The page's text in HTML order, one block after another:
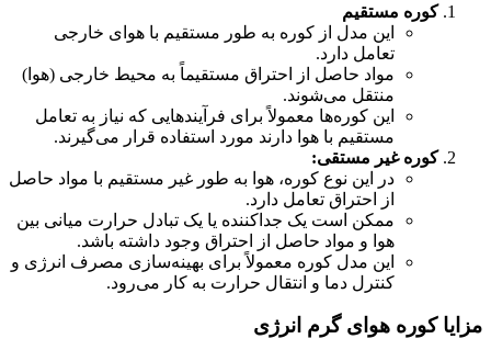
کوره مستقیم
این مدل از کوره به طور مستقیم با هوای خارجی
تعامل دارد.
مواد حاصل از احتراق مستقیماً به محیط خارجی (هوا)
منتقل می‌شوند.
این کوره‌ها معمولاً برای فرآیندهایی که نیاز به تعامل
مستقیم با هوا دارند مورد استفاده قرار می‌گیرند.
کوره غیر مستقی:
در این نوع کوره، هوا به طور غیر مستقیم با مواد حاصل
از احتراق تعامل دارد.
ممکن است یک جداکننده یا یک تبادل حرارت میانی بین
هوا و مواد حاصل از احتراق وجود داشته باشد.
این مدل کوره معمولاً برای بهینه‌سازی مصرف انرژی و
کنترل دما و انتقال حرارت به کار می‌رود.
مزایا کوره هوای گرم انرژی